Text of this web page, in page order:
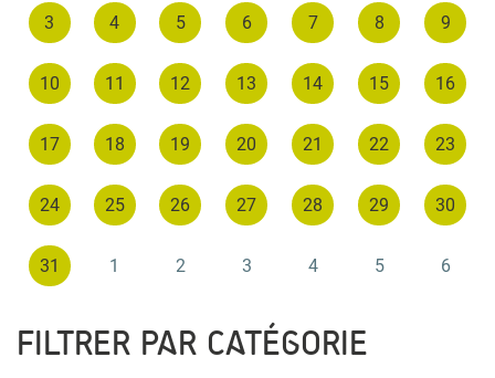
3 4 5 6 7 8 9
10 11 12 13 14 15 16
17 18 19 20 21 22 23
24 25 26 27 28 29 30
31 1 2 3 4 5 6
FILTRER PAR CATÉGORIE